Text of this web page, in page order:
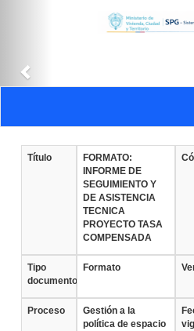
Título
FORMATO:
INFORME DE
SEGUIMIENTO Y
DE ASISTENCIA
TECNICA
PROYECTO TASA
COMPENSADA
Tipo
documento
Formato
Proceso
Gestión a la
política de espacio